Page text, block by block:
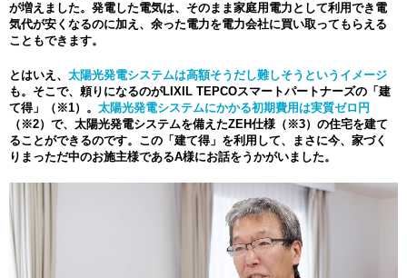
が増えました。発電した電気は、そのまま家庭用電力として利用でき電
気代が安くなるのに加え、余った電力を電力会社に買い取ってもらえる
こともできます。
とはいえ、 太陽光発電システムは高額そうだし難しそうというイメージ
も。そこで、頼りになるのがLIXIL TEPCOスマートパートナーズの「建
て得」（※1）。 太陽光発電システムにかかる初期費用は実質ゼロ円
（※2）で、太陽光発電システムを備えたZEH仕様（※3）の住宅を建て
ることができるのです。この「建て得」を利用して、まさに今、家づく
りまっただ中のお施主様であるA様にお話をうかがいました。